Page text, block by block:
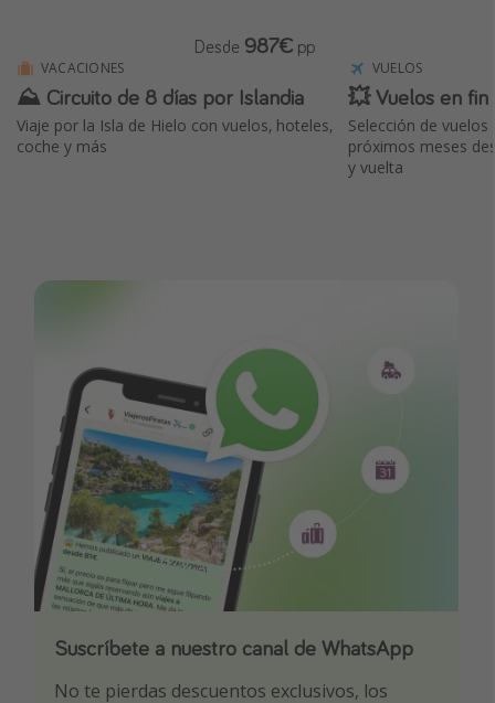
VACACIONES
⛰ Circuito de 8 días por Islandia
Viaje por la Isla de Hielo con vuelos, hoteles,
coche y más
Desde 987€ pp
VUELOS
💥 Vuelos en
Selección de
próximos meses
y vuelta
Suscríbete a nuestro canal de WhatsApp
No te pierdas descuentos exclusivos, los
Descarga nuestra app
Sé el primero en reservar nuestros chollazos
¡Suscríbete a nuestro canal de Telegram!
¡Recibe las mejores ofertas seleccionadas para